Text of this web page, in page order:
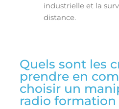
industrielle et la
distance.
Quels sont les
prendre en
choisir un
radio formation